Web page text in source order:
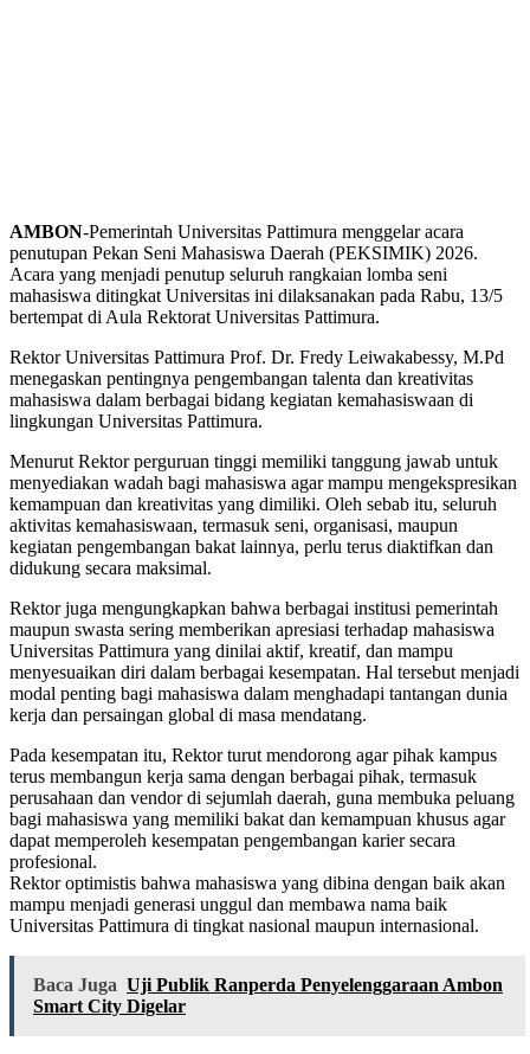
AMBON-Pemerintah Universitas Pattimura menggelar acara
penutupan Pekan Seni Mahasiswa Daerah (PEKSIMIK) 2026.
Acara yang menjadi penutup seluruh rangkaian lomba seni
mahasiswa ditingkat Universitas ini dilaksanakan pada Rabu, 13/5
bertempat di Aula Rektorat Universitas Pattimura.
Rektor Universitas Pattimura Prof. Dr. Fredy Leiwakabessy, M.Pd
menegaskan pentingnya pengembangan talenta dan kreativitas
mahasiswa dalam berbagai bidang kegiatan kemahasiswaan di
lingkungan Universitas Pattimura.
Menurut Rektor perguruan tinggi memiliki tanggung jawab untuk
menyediakan wadah bagi mahasiswa agar mampu mengekspresikan
kemampuan dan kreativitas yang dimiliki. Oleh sebab itu, seluruh
aktivitas kemahasiswaan, termasuk seni, organisasi, maupun
kegiatan pengembangan bakat lainnya, perlu terus diaktifkan dan
didukung secara maksimal.
Rektor juga mengungkapkan bahwa berbagai institusi pemerintah
maupun swasta sering memberikan apresiasi terhadap mahasiswa
Universitas Pattimura yang dinilai aktif, kreatif, dan mampu
menyesuaikan diri dalam berbagai kesempatan. Hal tersebut menjadi
modal penting bagi mahasiswa dalam menghadapi tantangan dunia
kerja dan persaingan global di masa mendatang.
Pada kesempatan itu, Rektor turut mendorong agar pihak kampus
terus membangun kerja sama dengan berbagai pihak, termasuk
perusahaan dan vendor di sejumlah daerah, guna membuka peluang
bagi mahasiswa yang memiliki bakat dan kemampuan khusus agar
dapat memperoleh kesempatan pengembangan karier secara
profesional.
Rektor optimistis bahwa mahasiswa yang dibina dengan baik akan
mampu menjadi generasi unggul dan membawa nama baik
Universitas Pattimura di tingkat nasional maupun internasional.
Baca Juga Uji Publik Ranperda Penyelenggaraan Ambon
Smart City Digelar